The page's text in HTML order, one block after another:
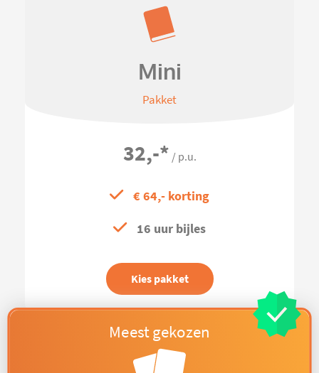
Mini
Pakket
32,-* / p.u.
€ 64,- korting
16 uur bijles
Kies pakket